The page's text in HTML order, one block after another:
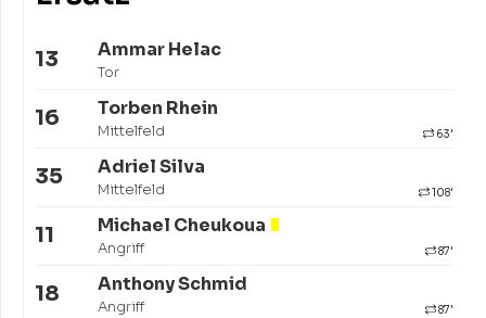
13 Ammar Helac
Tor
16 Torben Rhein
Mittelfeld 63'
35 Adriel Silva
Mittelfeld 108'
11 Michael Cheukoua
Angriff 87'
18 Anthony Schmid
Angriff 87'